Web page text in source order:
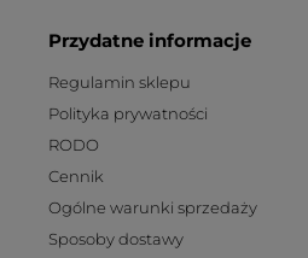
Przydatne informacje
Regulamin sklepu
Polityka prywatności
RODO
Cennik
Ogólne warunki sprzedaży
Sposoby dostawy